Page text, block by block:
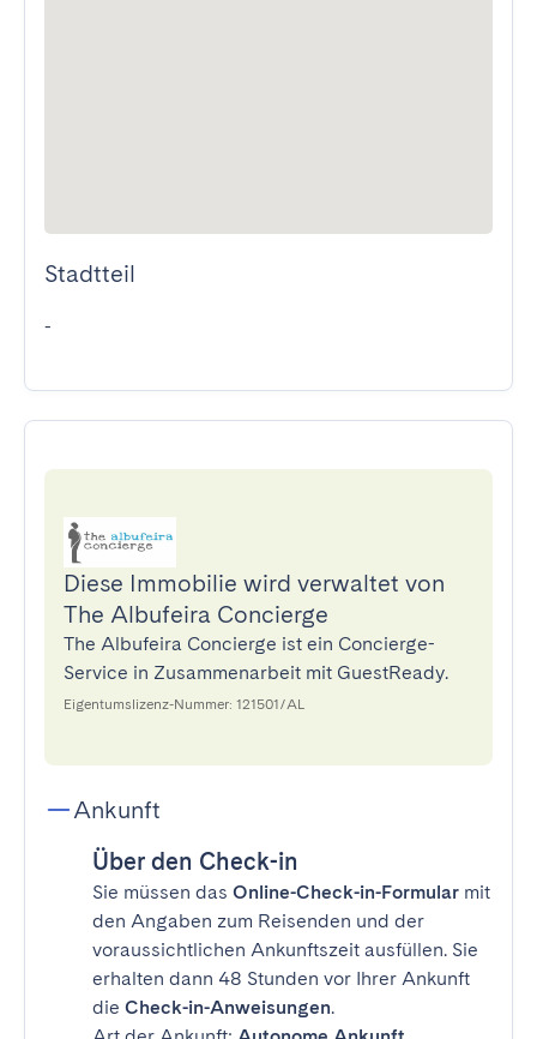
Stadtteil
-
Diese Immobilie wird verwaltet von
The Albufeira Concierge
The Albufeira Concierge ist ein Concierge-
Service in Zusammenarbeit mit GuestReady.
Eigentumslizenz-Nummer: 121501/AL
Ankunft
Über den Check-in
Sie müssen das Online-Check-in-Formular mit
den Angaben zum Reisenden und der
voraussichtlichen Ankunftszeit ausfüllen. Sie
erhalten dann 48 Stunden vor Ihrer Ankunft
die Check-in-Anweisungen.